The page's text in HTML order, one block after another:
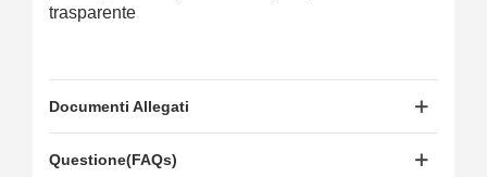
trasparente
Documenti Allegati
Questione(FAQs)